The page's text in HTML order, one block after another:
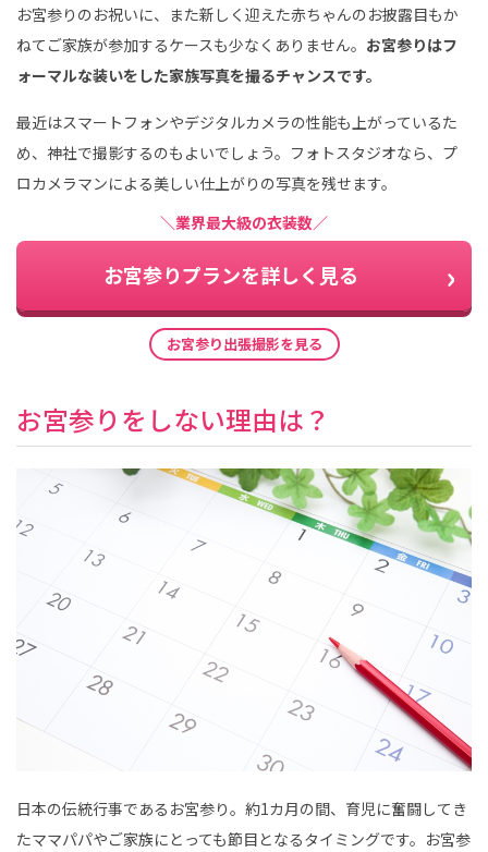
お宮参りのお祝いに、また新しく迎えた赤ちゃんのお披露目もか
ねてご家族が参加するケースも少なくありません。 お宮参りはフ
ォーマルな装いをした家族写真を撮るチャンスです。
最近はスマートフォンやデジタルカメラの性能も上がっているた
め、神社で撮影するのもよいでしょう。フォトスタジオなら、プ
ロカメラマンによる美しい仕上がりの写真を残せます。
＼業界最大級の衣装数／
お宮参りプランを詳しく見る
お宮参り出張撮影を見る
お宮参りをしない理由は？
日本の伝統行事であるお宮参り。約1カ月の間、育児に奮闘してき
たママパパやご家族にとっても節目となるタイミングです。お宮参